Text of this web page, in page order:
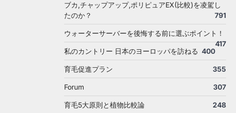
ブカ,チャップアップ,ポリピュアEX(比較)を凌駕し
たのか？
791
ウォーターサーバーを後悔する前に選ぶポイント！
417
私のカントリー 日本のヨーロッパを訪ねる 400
育毛促進プラン 355
Forum 307
育毛5大原則と植物比較論 248